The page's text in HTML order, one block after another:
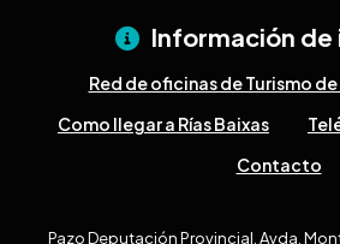
Información de
Red de oficinas de Turismo de
Como llegar a Rías Baixas
Contacto
Pazo Deputación Provincial. Avda.